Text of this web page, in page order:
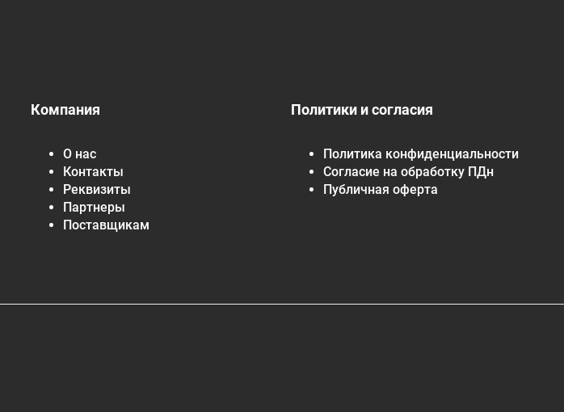
Компания
О нас
Контакты
Реквизиты
Партнеры
Поставщикам
Политики и согласия
Политика конфиденциальности
Согласие на обработку ПДн
Публичная оферта